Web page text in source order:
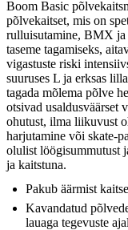
Boom Basic
põlvekaitset, mis on
rulluisutamine, BMX ja
taseme tagamiseks,
vigastuste riski
suuruses L ja erksas
tagada mõlema põlve
otsivad usaldusväärset
ohutust, ilma liikuvust
harjutamine või skate-
olulist löögisummutust
ja kaitstuna.
Pakub äärmist
Kavandatud
lauaga tegevuste ajal